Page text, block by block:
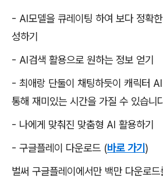
- AI모델을 큐레이팅 하여 보다 정확
성하기
- AI검색 활용으로 원하는 정보 얻기
- 최애랑 단둘이 채팅하듯이 캐릭터
통해 재미있는 시간을 가질 수 있습니
- 나에게 맞춰진 맞춤형 AI 활용하기
- 구글플레이 다운로드 (바로 가기)
벌써 구글플레이에서만 백만 다운로